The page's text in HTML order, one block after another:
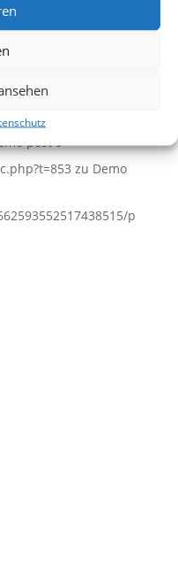
Demo post 2
post 9
zu Demo
p